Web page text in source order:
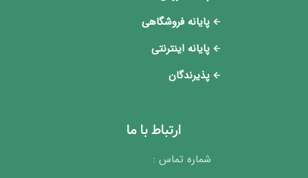
پایانه فروشگاهی
پایانه اینترنتی
پذیرندگان
ارتباط با ما
شماره تماس :